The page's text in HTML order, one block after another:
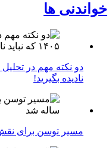
خواندنی ها
نادیده بگیرید!
مسیر توسن برای نقش